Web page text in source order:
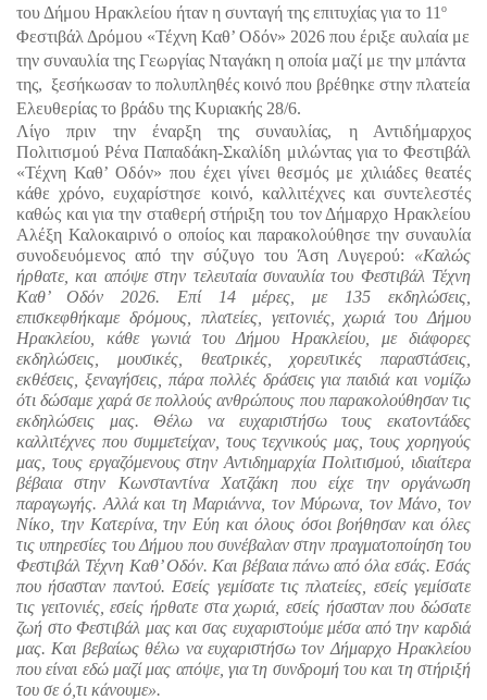
του Δήμου Ηρακλείου ήταν η συνταγή της επιτυχίας για το 11 ο
Φεστιβάλ Δρόμου «Τέχνη Καθ’ Οδόν» 2026 που έριξε αυλαία με
την συναυλία της Γεωργίας Νταγάκη η οποία μαζί με την μπάντα
της,  ξεσήκωσαν το πολυπληθές κοινό που βρέθηκε στην πλατεία
Ελευθερίας το βράδυ της Κυριακής 28/6.
Λίγο πριν την έναρξη της συναυλίας, η Αντιδήμαρχος
Πολιτισμού Ρένα Παπαδάκη-Σκαλίδη μιλώντας για το Φεστιβάλ
«Τέχνη Καθ’ Οδόν» που έχει γίνει θεσμός με χιλιάδες θεατές
κάθε χρόνο, ευχαρίστησε κοινό, καλλιτέχνες και συντελεστές
καθώς και για την σταθερή στήριξη του τον Δήμαρχο Ηρακλείου
Αλέξη Καλοκαιρινό ο οποίος και παρακολούθησε την συναυλία
συνοδευόμενος από την σύζυγο του Άση Λυγερού: «Καλώς
ήρθατε, και απόψε στην τελευταία συναυλία του Φεστιβάλ Τέχνη
Καθ’ Οδόν 2026. Επί 14 μέρες, με 135 εκδηλώσεις,
επισκεφθήκαμε δρόμους, πλατείες, γειτονιές, χωριά του Δήμου
Ηρακλείου, κάθε γωνιά του Δήμου Ηρακλείου, με διάφορες
εκδηλώσεις, μουσικές, θεατρικές, χορευτικές παραστάσεις,
εκθέσεις, ξεναγήσεις, πάρα πολλές δράσεις για παιδιά και νομίζω
ότι δώσαμε χαρά σε πολλούς ανθρώπους που παρακολούθησαν τις
εκδηλώσεις μας. Θέλω να ευχαριστήσω τους εκατοντάδες
καλλιτέχνες που συμμετείχαν, τους τεχνικούς μας, τους χορηγούς
μας, τους εργαζόμενους στην Αντιδημαρχία Πολιτισμού, ιδιαίτερα
βέβαια στην Κωνσταντίνα Χατζάκη που είχε την οργάνωση
παραγωγής. Αλλά και τη Μαριάννα, τον Μύρωνα, τον Μάνο, τον
Νίκο, την Κατερίνα, την Εύη και όλους όσοι βοήθησαν και όλες
τις υπηρεσίες του Δήμου που συνέβαλαν στην πραγματοποίηση του
Φεστιβάλ Τέχνη Καθ’ Οδόν. Και βέβαια πάνω από όλα εσάς. Εσάς
που ήσασταν παντού. Εσείς γεμίσατε τις πλατείες, εσείς γεμίσατε
τις γειτονιές, εσείς ήρθατε στα χωριά, εσείς ήσασταν που δώσατε
ζωή στο Φεστιβάλ μας και σας ευχαριστούμε μέσα από την καρδιά
μας. Και βεβαίως θέλω να ευχαριστήσω τον Δήμαρχο Ηρακλείου
που είναι εδώ μαζί μας απόψε, για τη συνδρομή του και τη στήριξή
του σε ό,τι κάνουμε».